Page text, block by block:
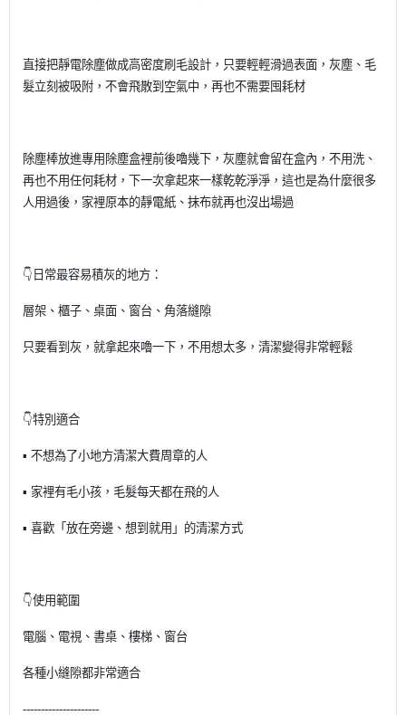
直接把靜電除塵做成高密度刷毛設計，只要輕輕滑過表面，灰塵、毛
髮立刻被吸附，不會飛散到空氣中，再也不需要囤耗材
除塵棒放進專用除塵盒裡前後嚕幾下，灰塵就會留在盒內，不用洗、
再也不用任何耗材，下一次拿起來一樣乾乾淨淨，這也是為什麼很多
人用過後，家裡原本的靜電紙、抹布就再也沒出場過
👇日常最容易積灰的地方：
層架、櫃子、桌面、窗台、角落縫隙
只要看到灰，就拿起來嚕一下，不用想太多，清潔變得非常輕鬆
👇特別適合
▪ 不想為了小地方清潔大費周章的人
▪ 家裡有毛小孩，毛髮每天都在飛的人
▪ 喜歡「放在旁邊、想到就用」的清潔方式
👇使用範圍
電腦、電視、書桌、樓梯、窗台
各種小縫隙都非常適合
---------------------